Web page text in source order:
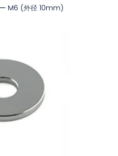
M6 (外径 10mm)